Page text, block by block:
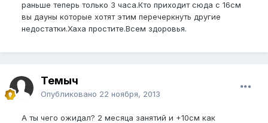
раньше теперь только 3 часа.Кто приходит сюда с 16см
вы дауны которые хотят этим перечеркнуть другие
недостатки.Хаха простите.Всем здоровья.
Темыч
Опубликовано 22 ноября, 2013
А ты чего ожидал? 2 месяца занятий и +10см как